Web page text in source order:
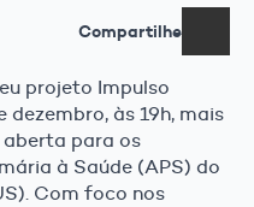
Compartilhe
projeto Impulso
dezembro, às 19h, mais
para os
à Saúde (APS) do
Com foco nos